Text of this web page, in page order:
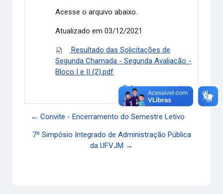
Acesse o arquivo abaixo.
Atualizado em 03/12/2021
Resultado das Solicitações de
Segunda Chamada - Segunda Avaliação -
Bloco I e II (2).pdf
Enlace permanente
← Convite - Encerramento do Semestre Letivo
7º Simpósio Integrado de Administração Pública
da UFVJM →